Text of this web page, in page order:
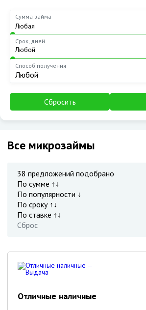
Сумма займа
Срок, дней
Способ получения
Любой
Сбросить
Все микрозаймы
38 предложений подобрано
По сумме ↑↓
По популярности ↓
По сроку ↑↓
По ставке ↑↓
Сброс
Отличные наличные